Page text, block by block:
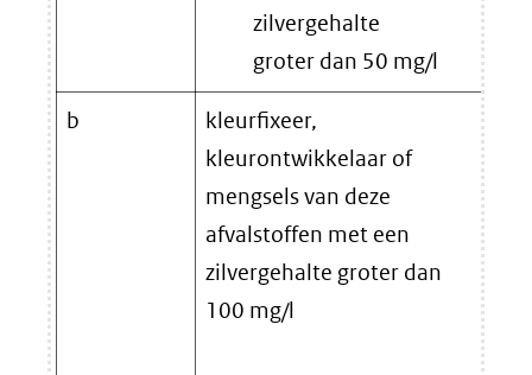
zilvergehalte
groter dan 50 mg/l
b
kleurfixeer,
kleurontwikkelaar of
mengsels van deze
afvalstoffen met een
zilvergehalte groter dan
100 mg/l